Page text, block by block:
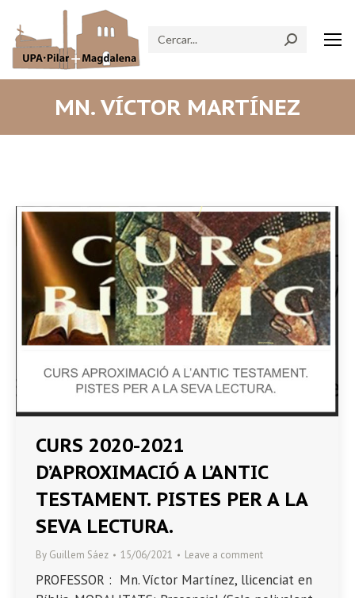
Search:
MN. VÍCTOR MARTÍNEZ
CURS 2020-2021
D’APROXIMACIÓ A L’ANTIC
TESTAMENT. PISTES PER A LA
SEVA LECTURA.
By Guillem Sáez 15/06/2021 Leave a comment
PROFESSOR : Mn. Víctor Martínez, llicenciat en